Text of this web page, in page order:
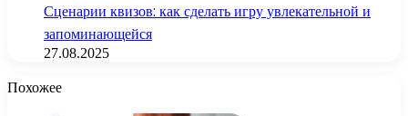
Сценарии квизов: как сделать игру увлекательной и
запоминающейся
27.08.2025
Похожее